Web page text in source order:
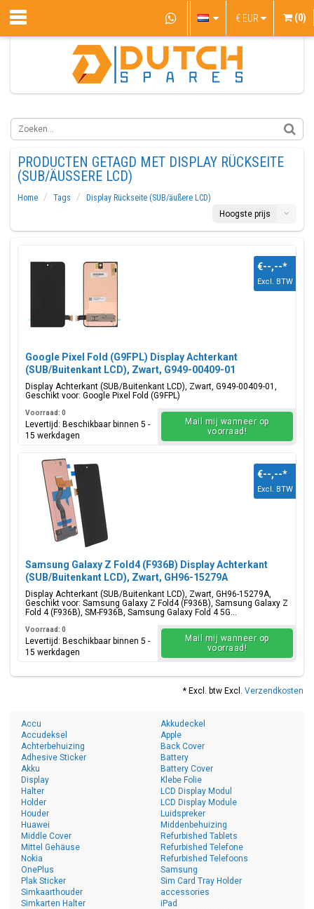
€ EUR (0)
PRODUCTEN GETAGD MET DISPLAY RÜCKSEITE
(SUB/ÄUSSERE LCD)
Home Tags
Display Rückseite (SUB/äußere LCD)
Hoogste prijs
Google Pixel Fold (G9FPL) Display Achterkant
(SUB/Buitenkant LCD), Zwart, G949-00409-01
Display Achterkant (SUB/Buitenkant LCD), Zwart, G949-00409-01,
Geschikt voor: Google Pixel Fold (G9FPL)
€--,--*
Excl. BTW
Voorraad: 0
Levertijd: Beschikbaar binnen 5 -
15 werkdagen
Mail mij wanneer op
voorraad!
Samsung Galaxy Z Fold4 (F936B) Display Achterkant
(SUB/Buitenkant LCD), Zwart, GH96-15279A
Display Achterkant (SUB/Buitenkant LCD), Zwart, GH96-15279A,
Geschikt voor: Samsung Galaxy Z Fold4 (F936B), Samsung Galaxy Z
Fold 4 (F936B), SM-F936B, Samsung Galaxy Fold 4 5G...
€--,--*
Excl. BTW
Voorraad: 0
Levertijd: Beschikbaar binnen 5 -
15 werkdagen
Mail mij wanneer op
voorraad!
* Excl. btw Excl. Verzendkosten
Accu
Accudeksel
Achterbehuizing
Adhesive Sticker
Akku
Akkudeckel
Apple
Back Cover
Battery
Battery Cover
Display
Halter
Holder
Houder
Huawei
Klebe Folie
LCD Display Modul
LCD Display Module
Luidspreker
Middenbehuizing
Middle Cover
Mittel Gehäuse
Nokia
OnePlus
Plak Sticker
Refurbished Tablets
Refurbished Telefone
Refurbished Telefoons
Samsung
Sim Card Tray Holder
Simkaarthouder
Simkarten Halter
accessories
iPad